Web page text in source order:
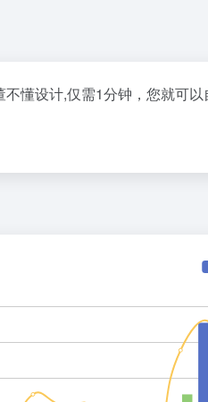
懂设计,仅需1分钟，您就可